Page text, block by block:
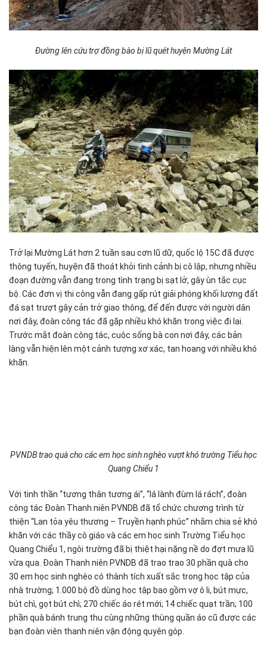
Đường lên cứu trợ đồng bào bị lũ quét huyện Mường Lát
Trở lại Mường Lát hơn 2 tuần sau cơn lũ dữ, quốc lộ 15C đã được
thông tuyến, huyện đã thoát khỏi tình cảnh bị cô lập, nhưng nhiều
đoạn đường vẫn đang trong tình trạng bị sạt lở, gây ùn tắc cục
bộ. Các đơn vị thi công vẫn đang gấp rút giải phóng khối lượng đất
đá sạt trượt gây cản trở giao thông, để đến được với người dân
nơi đây, đoàn công tác đã gặp nhiều khó khăn trong việc đi lại.
Trước mắt đoàn công tác, cuộc sống bà con nơi đây, các bản
làng vẫn hiện lên một cảnh tượng xơ xác, tan hoang với nhiều khó
khăn.
PVNDB trao quà cho các em học sinh nghèo vượt khó trường Tiểu học
Quang Chiểu 1
Với tinh thần “tương thân tương ái”, “lá lành đùm lá rách”, đoàn
công tác Đoàn Thanh niên PVNDB đã tổ chức chương trình từ
thiện “Lan tỏa yêu thương – Truyền hạnh phúc” nhằm chia sẻ khó
khăn với các thầy cô giáo và các em học sinh Trường Tiểu học
Quang Chiểu 1, ngôi trường đã bị thiệt hại nặng nề do đợt mưa lũ
vừa qua. Đoàn Thanh niên PVNDB đã trao trao 30 phần quà cho
30 em học sinh nghèo có thành tích xuất sắc trong học tập của
nhà trường; 1.000 bộ đồ dùng học tập bao gồm vợ ô li, bút mực,
bút chì, gọt bút chì; 270 chiếc áo rét mới; 14 chiếc quạt trần; 100
phần quà bánh trung thu cùng những thùng quần áo cũ được các
bạn đoàn viên thanh niên vận động quyên góp.